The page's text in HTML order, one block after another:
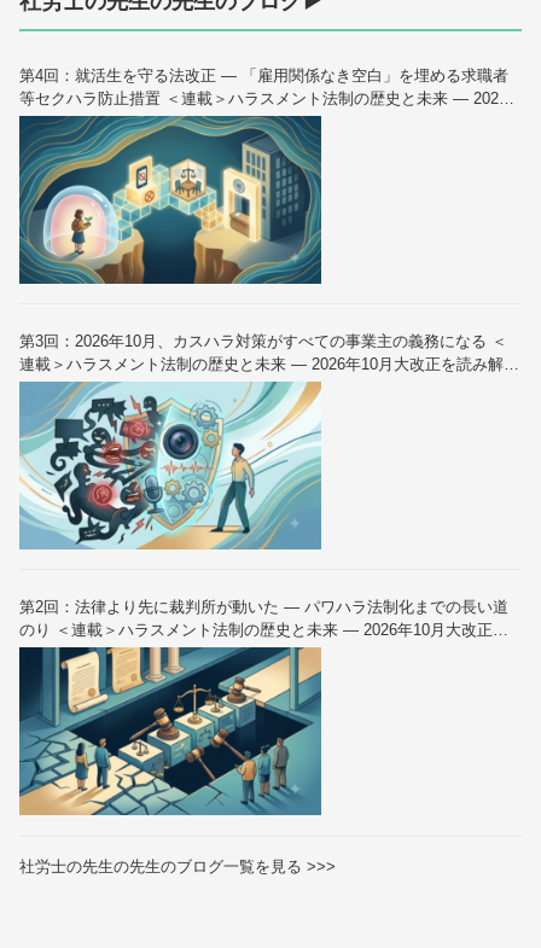
第4回：就活生を守る法改正 — 「雇用関係なき空白」を埋める求職者
等セクハラ防止措置 ＜連載＞ハラスメント法制の歴史と未来 — 2026
年10月大改正を読み解く（全6回）
第3回：2026年10月、カスハラ対策がすべての事業主の義務になる ＜
連載＞ハラスメント法制の歴史と未来 — 2026年10月大改正を読み解く
（全6回）
第2回：法律より先に裁判所が動いた — パワハラ法制化までの長い道
のり ＜連載＞ハラスメント法制の歴史と未来 — 2026年10月大改正を
読み解く（全6回）
社労士の先生の先生のブログ一覧を見る >>>